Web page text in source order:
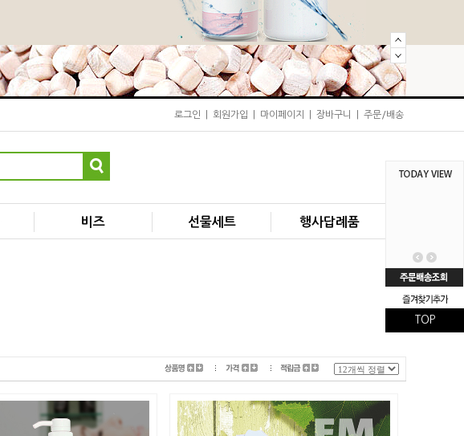
로그인 회원가입 마이페이지 장바구니 주문/배송
비즈 선물세트 행사답례품
TOP